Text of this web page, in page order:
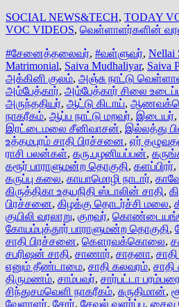
SOCIAL NEWS&TECH, TODAY
VOC VIDEOS, வெள்ளாளர்களின்
#சேனைத்தலைவர், #வள்ளுவர், Nellai
Matrimonial, Saiva Mudhaliyar, Saiva
அக்கினி குலம், அஞ்சு நாட்டு
அம்பேத்கார், அம்பேத்கார் சிலை
அருந்ததியர், ஆட்டு கிடாய்,
நாகரீகம், ஆப்ப நாட்டு மறவர், இடையர்,
இரட்டைமலை சீனிவாசன், இல்லத்து
உத்தமபுரம் சாதி பிரச்சனை, ஏர்
ராசி பலன்கள், கரு.பழனியப்பன்,
கரூர் பாராளுமன்ற தொகுதி, களப்பிரர்,
கருப்பு கலை, காயாமொழி நாடார்,
கிருத்திகா உதயநிதி ஸ்டாலின் சாதி,
பிரச்சனை, கிழக்கு தொடர்ச்சி மலை,
குயிலி வரலாறு, குறவர்,
கோயம்புத்தூர் பாராளுமன்ற தொகுதி,
சாதி பிரச்சனை, கௌரவக்கொலை,
சபரிஷன் சாதி, சாணார், சாதனா,
எனும் தீண்டாமை, சாதி கலவரம்,
திருமணம், சாம்பவர், சார்பட்டா
சிந்துசமவெளி நாகரீகம், சுருதிமான்,
வேளாளர், சேரர், சேவல் வளர்ப்பு, சைவ